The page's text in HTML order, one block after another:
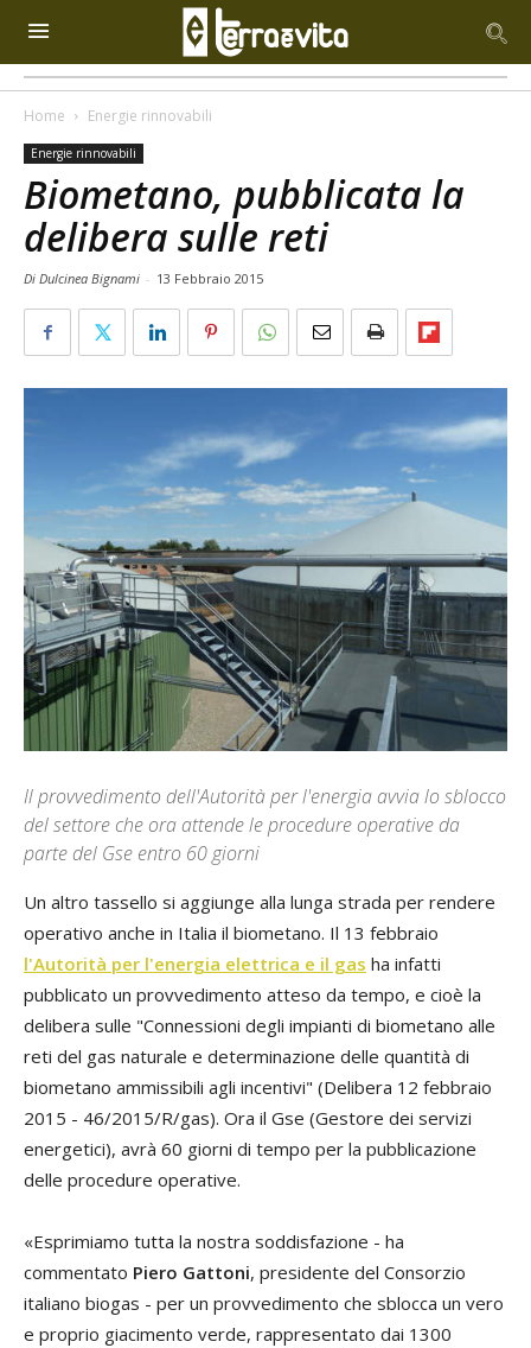
Home Energie rinnovabili
Energie rinnovabili
Biometano, pubblicata la
delibera sulle reti
Di Dulcinea Bignami - 13 Febbraio 2015
Il provvedimento dell'Autorità per l'energia avvia lo sblocco
del settore che ora attende le procedure operative da
parte del Gse entro 60 giorni
Un altro tassello si aggiunge alla lunga strada per rendere
operativo anche in Italia il biometano. Il 13 febbraio
l'Autorità per l'energia elettrica e il gas ha infatti
pubblicato un provvedimento atteso da tempo, e cioè la
delibera sulle "Connessioni degli impianti di biometano alle
reti del gas naturale e determinazione delle quantità di
biometano ammissibili agli incentivi" (Delibera 12 febbraio
2015 - 46/2015/R/gas). Ora il Gse (Gestore dei servizi
energetici), avrà 60 giorni di tempo per la pubblicazione
delle procedure operative.
«Esprimiamo tutta la nostra soddisfazione - ha
commentato Piero Gattoni, presidente del Consorzio
italiano biogas - per un provvedimento che sblocca un vero
e proprio giacimento verde, rappresentato dai 1300